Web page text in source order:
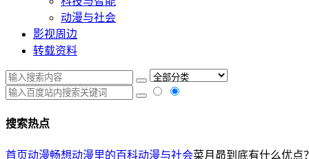
动漫与社会
影视周边
转载资料
搜索热点
首页动漫畅想动漫里的百科动漫与社会菜月昴到底有什么优点